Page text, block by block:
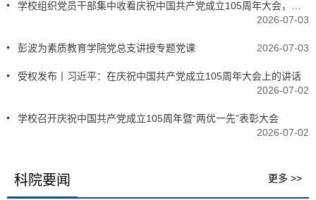
2026-07-03
彭波为素质教育学院党总支讲授专题党课 2026-07-03
受权发布丨习近平：在庆祝中国共产党成立105周年大会上的讲话
2026-07-02
学校召开庆祝中国共产党成立105周年暨“两优一先”表彰大会
2026-07-02
科院要闻 更多 >>